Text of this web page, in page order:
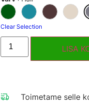
Clear Selection
LISA
Toimetame selle